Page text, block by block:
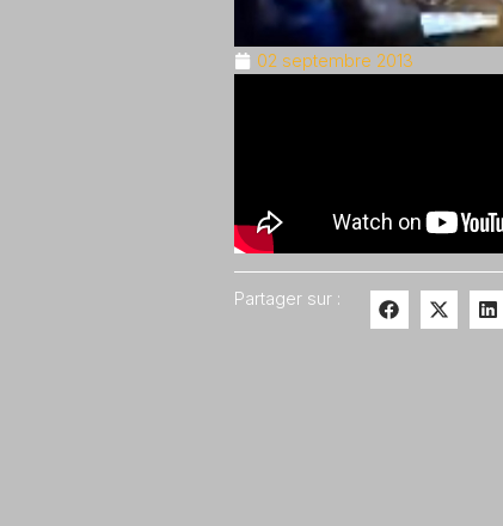
02 septembre 2013
Partager sur :